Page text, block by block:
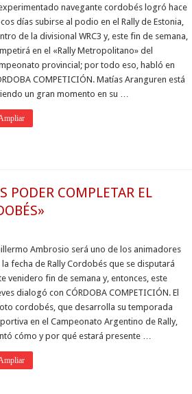
navegante cordobés logró hace
días subirse al podio en el Rally de Estonia,
de la divisional WRC3 y, este fin de semana,
en el «Rally Metropolitano» del
provincial; por todo eso, habló en
COMPETICIÓN. Matías Aranguren está
un gran momento en su …
PODER COMPLETAR EL
Ambrosio será uno de los animadores
la fecha de Rally Cordobés que se disputará
venidero fin de semana y, entonces, este
dialogó con CÓRDOBA COMPETICIÓN. El
cordobés, que desarrolla su temporada
en el Campeonato Argentino de Rally,
cómo y por qué estará presente …